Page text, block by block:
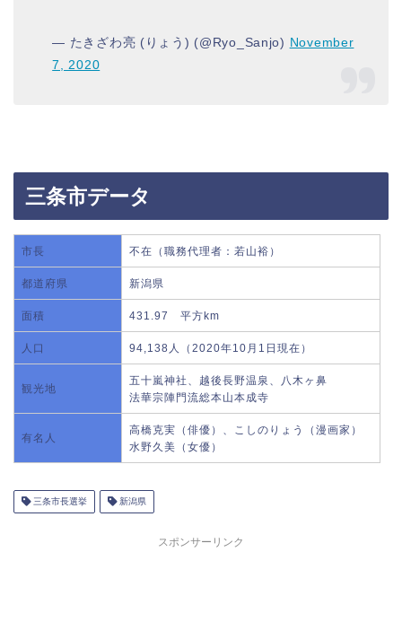
— たきざわ亮 (りょう) (@Ryo_Sanjo) November
7, 2020
三条市データ
市長 不在（職務代理者：若山裕）
都道府県 新潟県
面積 431.97 平方km
人口 94,138人（2020年10月1日現在）
観光地
五十嵐神社、越後長野温泉、八木ヶ鼻
法華宗陣門流総本山本成寺
有名人
高橋克実（俳優）、こしのりょう（漫画家）
水野久美（女優）
三条市長選挙 新潟県
スポンサーリンク